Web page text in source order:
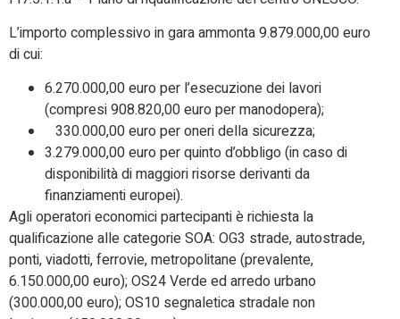
L’importo complessivo in gara ammonta 9.879.000,00 euro
di cui:
6.270.000,00 euro per l’esecuzione dei lavori
(compresi 908.820,00 euro per manodopera);
330.000,00 euro per oneri della sicurezza;
3.279.000,00 euro per quinto d’obbligo (in caso di
disponibilità di maggiori risorse derivanti da
finanziamenti europei).
Agli operatori economici partecipanti è richiesta la
qualificazione alle categorie SOA: OG3 strade, autostrade,
ponti, viadotti, ferrovie, metropolitane (prevalente,
6.150.000,00 euro); OS24 Verde ed arredo urbano
(300.000,00 euro); OS10 segnaletica stradale non